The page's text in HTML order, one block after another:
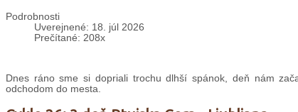
Podrobnosti
Uverejnené: 18. júl 2026
Prečítané: 208x
Dnes ráno sme si dopriali trochu dlhší spánok, deň nám
odchodom do mesta.